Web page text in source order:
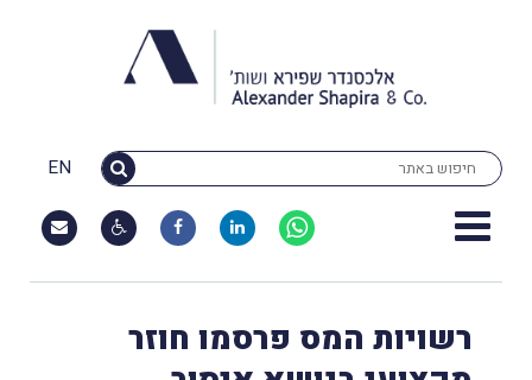
EN
רשויות המס פרסמו חוזר